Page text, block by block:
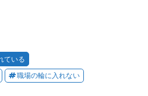
ている
職場の輪に入れない